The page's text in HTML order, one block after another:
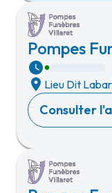
Pompes
Lieu Dit
Consulter